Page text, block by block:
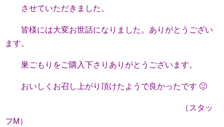
させていただきました。
皆様には大変お世話になりました。ありがとうござい
ます。
巣ごもりをご購入下さりありがとうございます。
おいしくお召し上がり頂けたようで良かったです 🙂
（スタッ
フM）